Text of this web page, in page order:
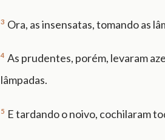
3 Ora, as insensatas, tomando as
4 As prudentes, porém, levaram
lâmpadas.
5 E tardando o noivo, cochilaram